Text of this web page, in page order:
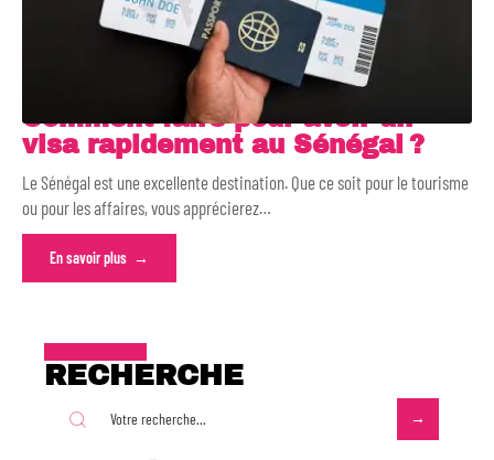
Comment faire pour avoir un
visa rapidement au Sénégal ?
Le Sénégal est une excellente destination. Que ce soit pour le tourisme
ou pour les affaires, vous apprécierez…
En savoir plus
RECHERCHE